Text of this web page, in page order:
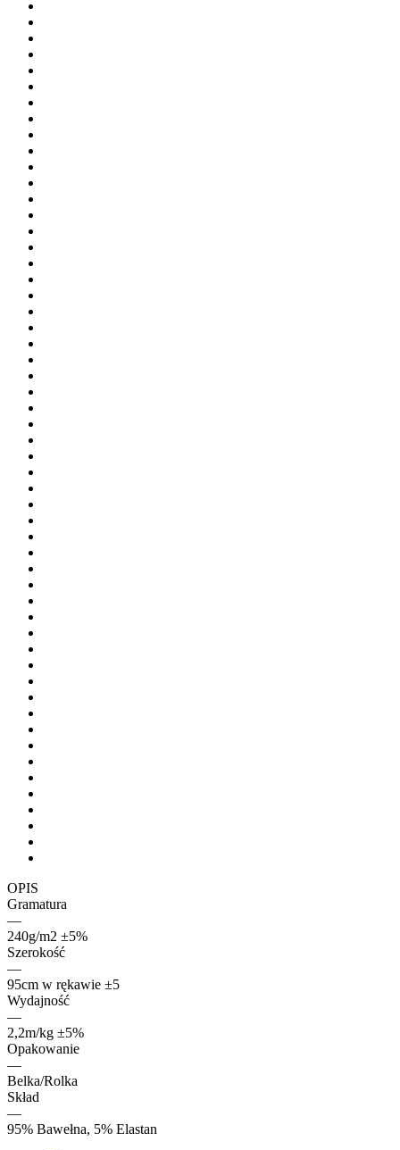
OPIS
Gramatura
—
240g/m2 ±5%
Szerokość
—
95cm w rękawie ±5
Wydajność
—
2,2m/kg ±5%
Opakowanie
—
Belka/Rolka
Skład
—
95% Bawełna, 5% Elastan